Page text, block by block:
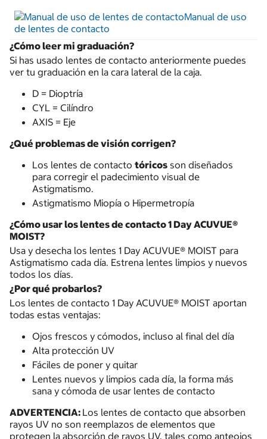
Manual de uso
de lentes de contacto
¿Cómo leer mi graduación?
Si has usado lentes de contacto anteriormente puedes
ver tu graduación en la cara lateral de la caja.
D = Dioptría
CYL = Cilíndro
AXIS = Eje
¿Qué problemas de visión corrigen?
Los lentes de contacto tóricosson diseñados
para corregir el padecimiento visual de
Astigmatismo.
Astigmatismo Miopía o Hipermetropía
¿Cómo usar los lentes de contacto 1 Day ACUVUE®
MOIST?
Usa y desecha los lentes 1 Day ACUVUE® MOIST para
Astigmatismo cada día. Estrena lentes limpios y nuevos
todos los días.
¿Por qué probarlos?
Los lentes de contacto 1 Day ACUVUE® MOIST aportan
todas estas ventajas:
Ojos frescos y cómodos, incluso al final del día
Alta protección UV
Fáciles de poner y quitar
Lentes nuevos y limpios cada día, la forma más
sana y cómoda de usar lentes de contacto
ADVERTENCIA: Los lentes de contacto que absorben
rayos UV no son reemplazos de elementos que
protegen la absorción de rayos UV, tales como anteojos